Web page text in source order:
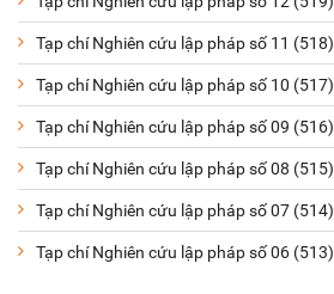
Tạp chí Nghiên cứu lập pháp số 11 (518)
Tạp chí Nghiên cứu lập pháp số 10 (517)
Tạp chí Nghiên cứu lập pháp số 09 (516)
Tạp chí Nghiên cứu lập pháp số 08 (515)
Tạp chí Nghiên cứu lập pháp số 07 (514)
Tạp chí Nghiên cứu lập pháp số 06 (513)